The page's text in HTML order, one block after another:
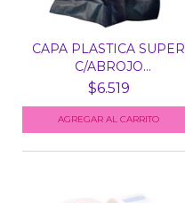
CAPA PLASTICA SUPER
C/ABROJO
P/COLORACIO...
$6.519